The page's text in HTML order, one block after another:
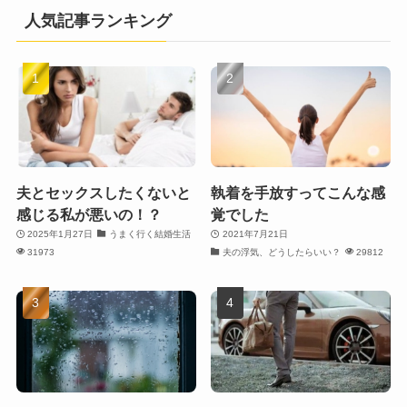
人気記事ランキング
夫とセックスしたくないと
感じる私が悪いの！？
2025年1月27日
うまく行く結婚生活
31973
執着を手放すってこんな感
覚でした
2021年7月21日
夫の浮気、どうしたらいい？
29812